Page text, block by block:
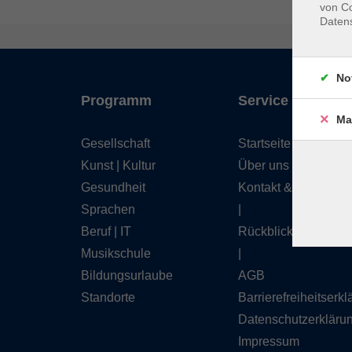
Programm
Gesellschaft
Kunst | Kultur
Gesundheit
Sprachen
Beruf | IT
Musikschule
Bildungsurlaube
Standorte
Service
Startseite
Über uns
Kontakt & Service
Rückblick
AGB
Impressum
von